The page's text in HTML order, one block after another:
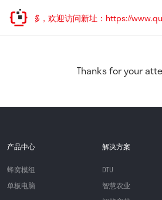
址已迁移，欢迎访问新址：https://
Thanks for your
产品中心
蜂窝模组
单板电脑
解决方案
DTU
智慧农业